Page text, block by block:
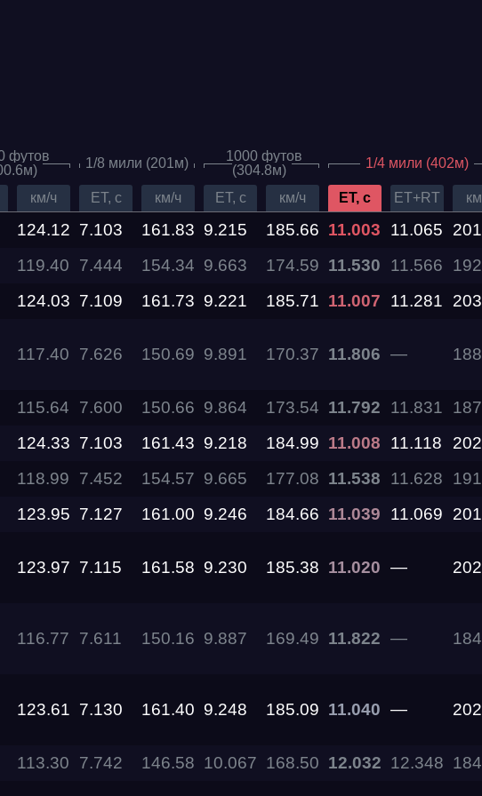
Дата проведения
13.09.2026
05.09.2026 —
28.08.2026 —
27.08.2026
22.08.2026
14.08.2026 —
футов
1/8 мили (201м)
1000 футов
(304.8м)
1/4 мили (402м)
км/ч ET, c км/ч ET, c км/ч ET, c ET+RT
124.12 7.103 161.83 9.215 185.66 11.003 11.065
119.40 7.444 154.34 9.663 174.59 11.530 11.566
124.03 7.109 161.73 9.221 185.71 11.007 11.281
117.40 7.626 150.69 9.891 170.37 11.806 —
115.64 7.600 150.66 9.864 173.54 11.792 11.831
124.33 7.103 161.43 9.218 184.99 11.008 11.118
118.99 7.452 154.57 9.665 177.08 11.538 11.628
123.95 7.127 161.00 9.246 184.66 11.039 11.069
123.97 7.115 161.58 9.230 185.38 11.020 —
116.77 7.611 150.16 9.887 169.49 11.822 —
123.61 7.130 161.40 9.248 185.09 11.040 —
113.30 7.742 146.58 10.067 168.50 12.032 12.348